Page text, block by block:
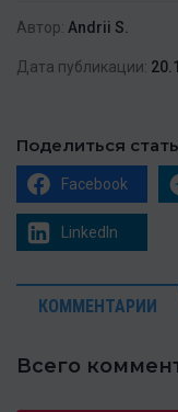
Автор: Andrii S.
Дата публикации:
Поделиться
Facebook
LinkedIn
КОММЕНТАРИИ
Всего